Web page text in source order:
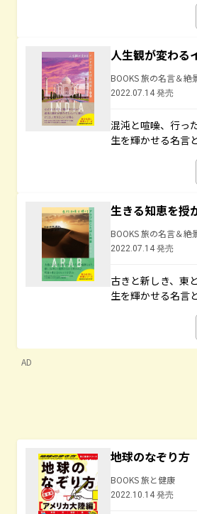
人生観が変わる
BOOKS 旅の名言＆絶
2022.07.14 発売
混沌と喧噪、行っ
生を輝かせる名言
生きる知恵を授
BOOKS 旅の名言＆絶
2022.07.14 発売
古きと新しき、東
生を輝かせる名言
AD
地球のなぞり
BOOKS 旅と健康
2022.10.14 発売